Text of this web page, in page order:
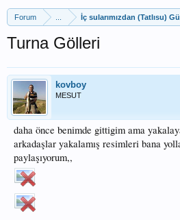
Forum İç sularımızdan (Tatlısu)
Turna Gölleri
kovboy
MESUT
daha önce benimde gittigim ama
arkadaşlar yakalamış resimleri bana
paylaşıyorum,,